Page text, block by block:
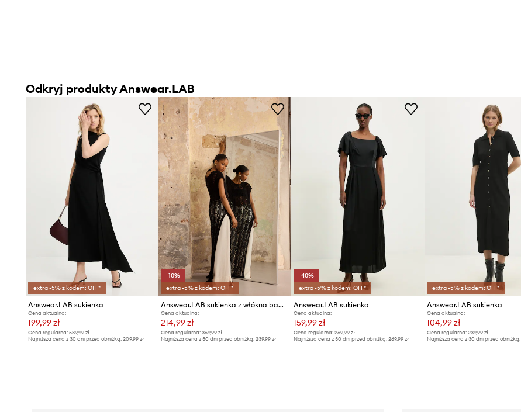
Odkryj produkty Answear.LAB
extra -5% z kodem: OFF*
Answear.LAB sukienka
Cena aktualna:
199,99 zł
Cena regularna: 539,99 zł
Najniższa cena z 30 dni przed obniżką: 209,99 zł
-10%
extra -5% z kodem: OFF*
Answear.LAB sukienka z włókna bambusowego
Cena aktualna:
214,99 zł
Cena regularna:369,99 zł
Najniższa cena z 30 dni przed obniżką:239,99 zł
-40%
extra -5% z kodem: OFF*
Answear.LAB sukienka
Cena aktualna:
159,99 zł
Cena regularna: 269,99 zł
Najniższa cena z 30 dni przed obniżką: 269,99 zł
extra -5% z kodem: OFF*
Answear.LAB sukienka
Cena aktualna:
104,99 zł
Cena regularna: 239,99 zł
Najniższa cena z 30 dni przed obniżką: